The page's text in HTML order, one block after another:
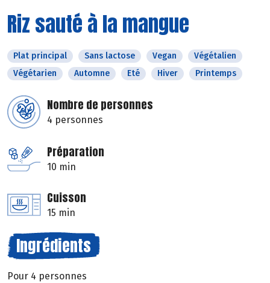
Riz sauté à la mangue
Plat principal Sans lactose Vegan
Végétalien
Végétarien
Automne Eté Hiver Printemps
Nombre de personnes
4 personnes
Préparation
10 min
Cuisson
15 min
Ingrédients
Pour 4 personnes